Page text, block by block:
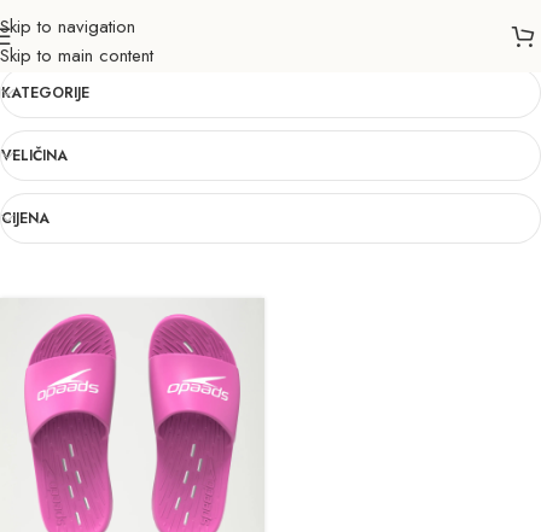
Skip to navigation
Skip to main content
35,5
KATEGORIJE
VELIČINA
CIJENA